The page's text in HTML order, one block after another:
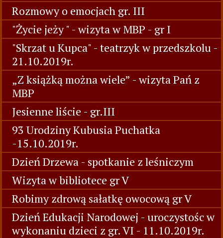
Rozmowy o emocjach gr. III
"Życie jeży " - wizyta w MBP - gr I
"Skrzat u Kupca" - teatrzyk w przedszkolu -
21.10.2019r.
„Z książką można wiele” - wizyta Pań z
MBP
Jesienne liście - gr.III
93 Urodziny Kubusia Puchatka
-15.10.2019r.
Dzień Drzewa - spotkanie z leśniczym
Wizyta w bibliotece gr V
Robimy zdrową sałatkę owocową gr V
Dzień Edukacji Narodowej - uroczystośc w
wykonaniu dzieci z gr. VI - 11.10.2019r.